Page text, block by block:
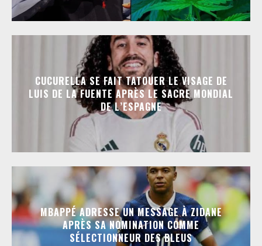
CUCURELLA SE FAIT TATOUER LE VISAGE DE
LUIS DE LA FUENTE APRÈS LE SACRE MONDIAL
DE L’ESPAGNE
MBAPPÉ ADRESSE UN MESSAGE À ZIDANE
APRÈS SA NOMINATION COMME
SÉLECTIONNEUR DES BLEUS